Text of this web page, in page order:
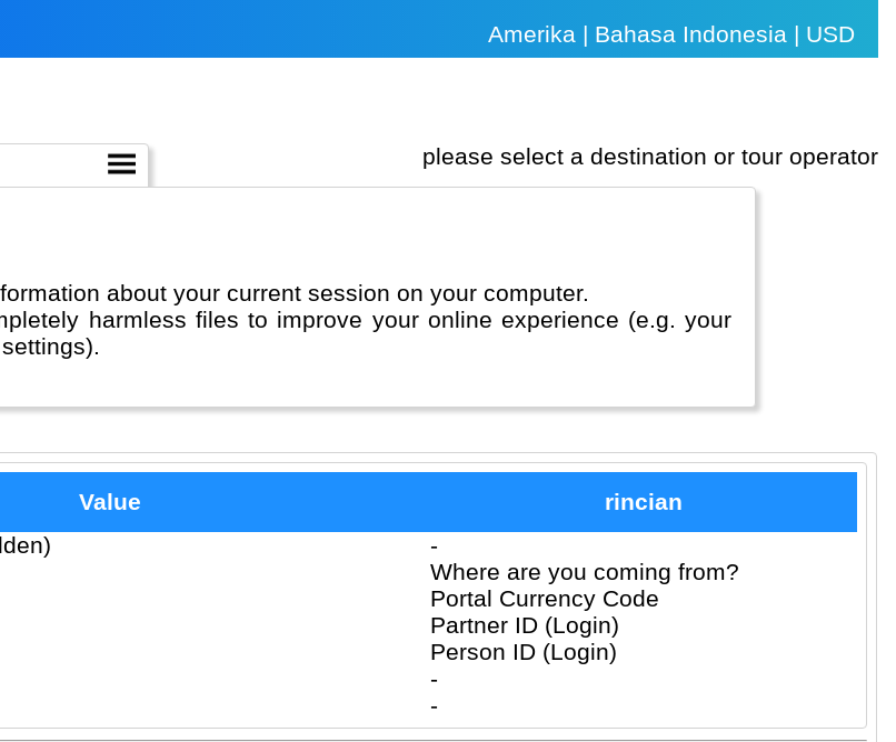
Amerika | Bahasa Indonesia | USD
please select a destination or tour operator
about your current session on your computer.
harmless files to improve your online experience (e.g. your
Value
rincian
-
Where are you coming from?
Portal Currency Code
Partner ID (Login)
Person ID (Login)
-
-